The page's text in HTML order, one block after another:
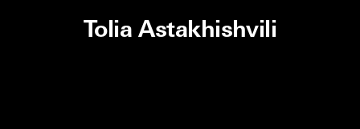
Tolia Astakhishvili